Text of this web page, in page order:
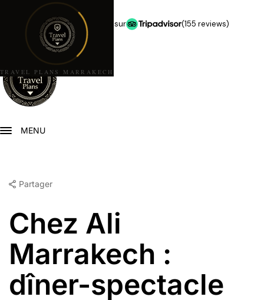
TRAVEL PLANS MARRAKECH
★★★★★ 5,0 étoiles sur (155 reviews)
MENU
Partager
Chez Ali
Marrakech :
dîner-spectacle